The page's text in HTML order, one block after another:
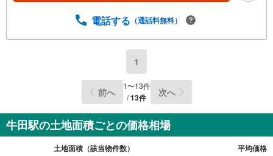
電話する （通話料無料）
1
前へ 1〜13件
/13件 次へ
牛田駅の土地面積ごとの価格相場
土地面積（該当物件数） 平均価格